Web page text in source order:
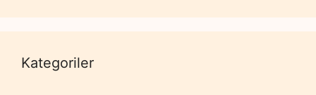
Kategoriler